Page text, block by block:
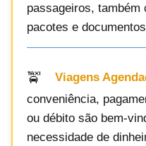
passageiros, também
pacotes e
Viagens
conveniência,
ou débito são bem-
necessidade de